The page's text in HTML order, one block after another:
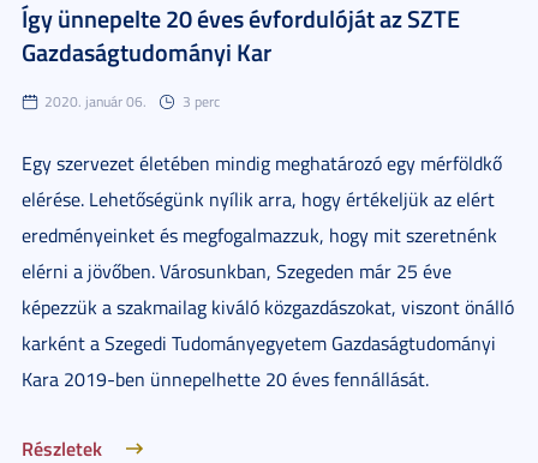
Így ünnepelte 20 éves évfordulóját az SZTE
Gazdaságtudományi Kar
2020. január 06. 3 perc
Egy szervezet életében mindig meghatározó egy mérföldkő
elérése. Lehetőségünk nyílik arra, hogy értékeljük az elért
eredményeinket és megfogalmazzuk, hogy mit szeretnénk
elérni a jövőben. Városunkban, Szegeden már 25 éve
képezzük a szakmailag kiváló közgazdászokat, viszont önálló
karként a Szegedi Tudományegyetem Gazdaságtudományi
Kara 2019-ben ünnepelhette 20 éves fennállását.
Részletek